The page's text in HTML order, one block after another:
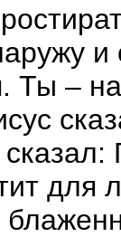
и
Ты –
для